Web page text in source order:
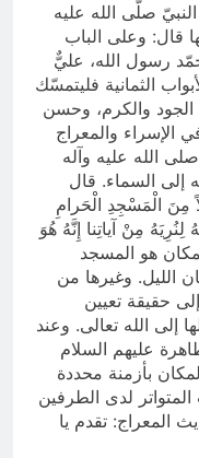
صلّى الله عليه
قال: وعلى الباب
رسول الله، عليٌّ
الثمانية فليتمسّك
الجود والكرم، وحسن
الإسراء والمعراج
الله ‌عليه وآله‌
إلى السماء. قال
مِنَ الْمَسْجِدِ الْحَرامِ
مِنْ آياتِنا إِنَّهُ هُوَ
1). فكان المكان هو المسجد
الليل. وغيرها من
حقيقة تعيين
إلى الله تعالى. وعند
عليهم السلام
بأزمنة محددة
لدى الطرفين
المعراج: تقدم يا